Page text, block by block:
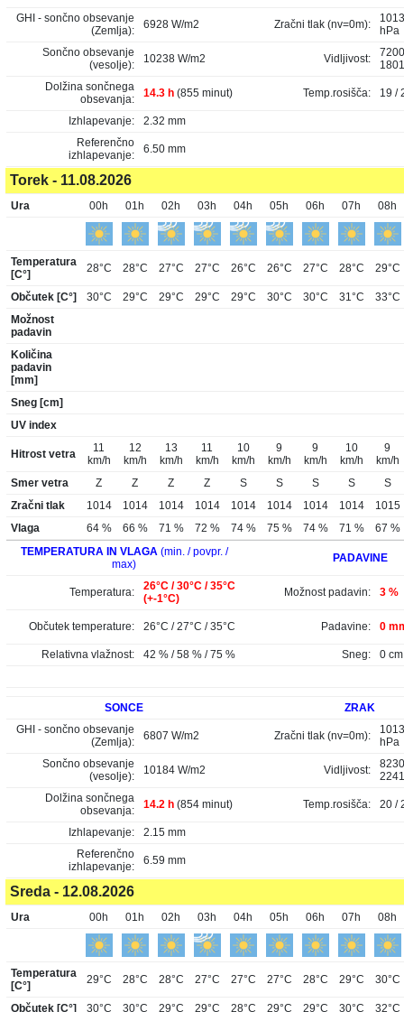
GHI - sončno obsevanje
(Zemlja):
6928 W/m2 Zračni tlak (nv=0m):
hPa
Sončno obsevanje
(vesolje):
10238 W/m2 Vidljivost:
Dolžina sončnega
obsevanja:
14.3 h (855 minut) Temp.rosišča: 19 /
Izhlapevanje:
2.32 mm
Referenčno
izhlapevanje:
6.50 mm
Torek - 11.08.2026
Ura 00h 01h 02h 03h 04h 05h 06h 07h 08h
Temperatura
[C°]
28°C 28°C 27°C 27°C 26°C 26°C 27°C 28°C 29°C
Občutek [C°] 30°C 29°C 29°C 29°C 29°C 30°C 30°C 31°C
33°C
Možnost
padavin
Količina
padavin
[mm]
Sneg [cm]
UV index
Hitrost vetra
11
km/h
12
km/h
13
km/h
11
km/h
10
km/h
9
km/h
9
km/h
10
km/h
9
km/h
Smer vetra
Z Z Z Z S S S S
S
Zračni tlak
1014 1014 1014 1014 1014 1014 1014 1014
1015
Vlaga
64 % 66 % 71 % 72 % 74 % 75 % 74 % 71 %
67 %
TEMPERATURA IN VLAGA (min. / povpr. /
max)
PADAVINE
Temperatura:
26°C / 30°C / 35°C
(+-1°C)
Možnost padavin: 3 %
Občutek temperature: 26°C / 27°C / 35°C Padavine: 0
Relativna vlažnost: 42 % / 58 % / 75 % Sneg: 0 cm
SONCE
ZRAK
GHI - sončno obsevanje
(Zemlja):
6807 W/m2 Zračni tlak (nv=0m):
hPa
Sončno obsevanje
(vesolje):
10184 W/m2 Vidljivost:
Dolžina sončnega
obsevanja:
14.2 h (854 minut) Temp.rosišča: 20 /
Izhlapevanje:
2.15 mm
Referenčno
izhlapevanje:
6.59 mm
Sreda - 12.08.2026
Ura 00h 01h 02h 03h 04h 05h 06h 07h 08h
Temperatura
[C°]
29°C 28°C 28°C 27°C 27°C 27°C 28°C 29°C 30°C
Občutek [C°] 30°C 30°C 29°C 29°C 28°C 29°C 29°C 30°C
32°C